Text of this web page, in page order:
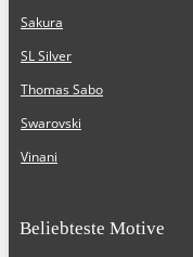
Sakura
SL Silver
Thomas Sabo
Swarovski
Vinani
Beliebteste Motive